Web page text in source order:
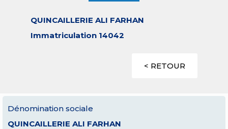
QUINCAILLERIE ALI FARHAN
Immatriculation 14042
< RETOUR
Dénomination sociale
QUINCAILLERIE ALI FARHAN